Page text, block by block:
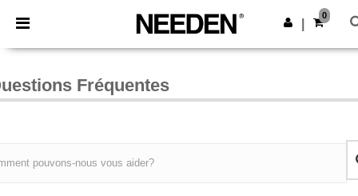
× Appli Needen
Meilleurs prix sur l’app !
Obtenir l'appli
0
Fréquentes